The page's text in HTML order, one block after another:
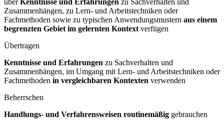
Zusammenhängen, zu Lern- und Arbeitstechniken oder
Fachmethoden sowie zu typischen Anwendungsmustern aus einem
begrenzten Gebiet im gelernten Kontext verfügen
Übertragen
Kenntnisse und Erfahrungen zu Sachverhalten und
Zusammenhängen, im Umgang mit Lern- und Arbeitstechniken oder
Fachmethoden in vergleichbaren Kontexten verwenden
Beherrschen
Handlungs- und Verfahrensweisen routinemäßig gebrauchen